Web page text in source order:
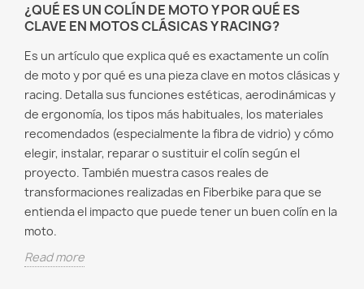
¿QUÉ ES UN COLÍN DE MOTO Y POR QUÉ ES
CLAVE EN MOTOS CLÁSICAS Y RACING?
Es un artículo que explica qué es exactamente un colín
de moto y por qué es una pieza clave en motos clásicas y
racing. Detalla sus funciones estéticas, aerodinámicas y
de ergonomía, los tipos más habituales, los materiales
recomendados (especialmente la fibra de vidrio) y cómo
elegir, instalar, reparar o sustituir el colín según el
proyecto. También muestra casos reales de
transformaciones realizadas en Fiberbike para que se
entienda el impacto que puede tener un buen colín en la
moto.
Read more